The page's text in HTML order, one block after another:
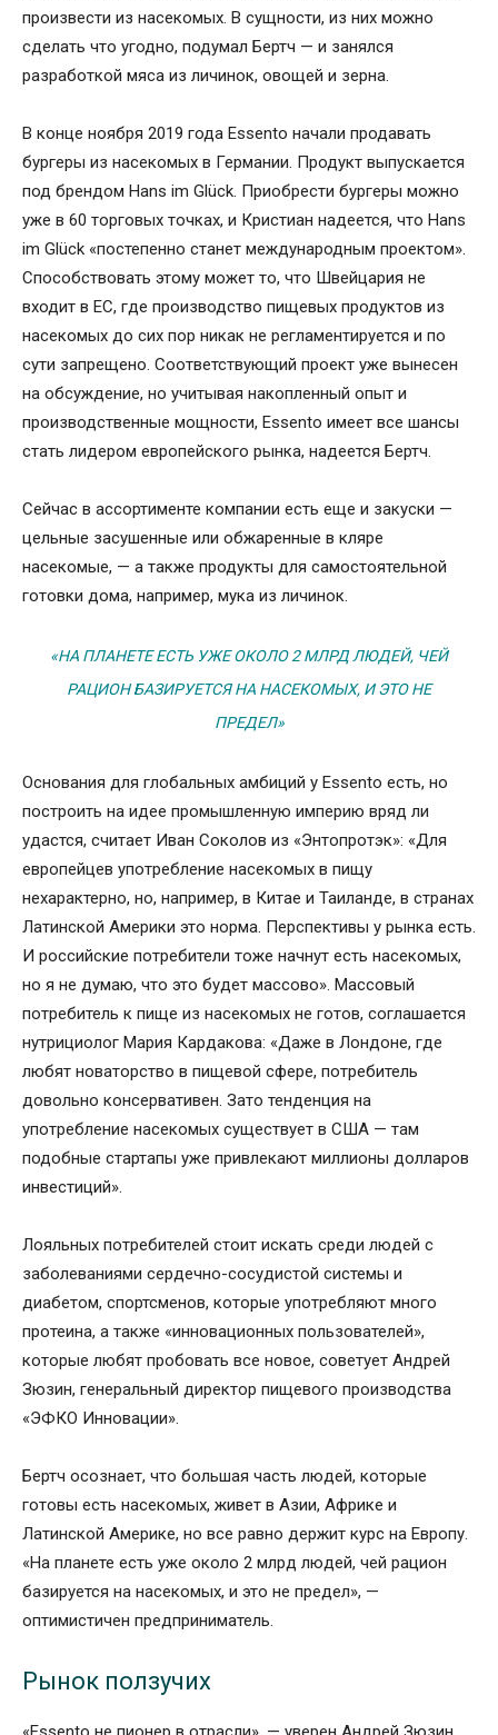
произвести из насекомых. В сущности, из них можно
сделать что угодно, подумал Бертч — и занялся
разработкой мяса из личинок, овощей и зерна.
В конце ноября 2019 года Essento начали продавать
бургеры из насекомых в Германии. Продукт выпускается
под брендом Hans im Glück. Приобрести бургеры можно
уже в 60 торговых точках, и Кристиан надеется, что Hans
im Glück «постепенно станет международным проектом».
Способствовать этому может то, что Швейцария не
входит в ЕС, где производство пищевых продуктов из
насекомых до сих пор никак не регламентируется и по
сути запрещено. Соответствующий проект уже вынесен
на обсуждение, но учитывая накопленный опыт и
производственные мощности, Essento имеет все шансы
стать лидером европейского рынка, надеется Бертч.
Сейчас в ассортименте компании есть еще и закуски —
цельные засушенные или обжаренные в кляре
насекомые, — а также продукты для самостоятельной
готовки дома, например, мука из личинок.
«НА ПЛАНЕТЕ ЕСТЬ УЖЕ ОКОЛО 2 МЛРД ЛЮДЕЙ, ЧЕЙ
РАЦИОН БАЗИРУЕТСЯ НА НАСЕКОМЫХ, И ЭТО НЕ
ПРЕДЕЛ»
Основания для глобальных амбиций у Essento есть, но
построить на идее промышленную империю вряд ли
удастся, считает Иван Соколов из «Энтопротэк»: «Для
европейцев употребление насекомых в пищу
нехарактерно, но, например, в Китае и Таиланде, в странах
Латинской Америки это норма. Перспективы у рынка есть.
И российские потребители тоже начнут есть насекомых,
но я не думаю, что это будет массово». Массовый
потребитель к пище из насекомых не готов, соглашается
нутрициолог Мария Кардакова: «Даже в Лондоне, где
любят новаторство в пищевой сфере, потребитель
довольно консервативен. Зато тенденция на
употребление насекомых существует в США — там
подобные стартапы уже привлекают миллионы долларов
инвестиций».
Лояльных потребителей стоит искать среди людей с
заболеваниями сердечно-сосудистой системы и
диабетом, спортсменов, которые употребляют много
протеина, а также «инновационных пользователей»,
которые любят пробовать все новое, советует Андрей
Зюзин, генеральный директор пищевого производства
«ЭФКО Инновации».
Бертч осознает, что большая часть людей, которые
готовы есть насекомых, живет в Азии, Африке и
Латинской Америке, но все равно держит курс на Европу.
«На планете есть уже около 2 млрд людей, чей рацион
базируется на насекомых, и это не предел», —
оптимистичен предприниматель.
Рынок ползучих